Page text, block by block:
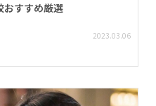
おすすめ厳選
2023.03.06